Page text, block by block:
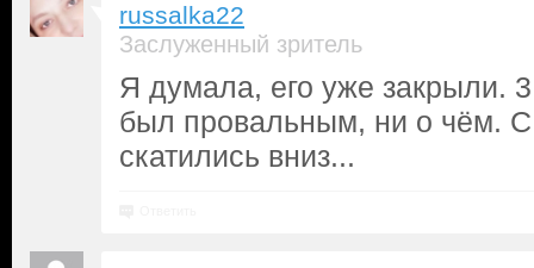
russalka22
Заслуженный зритель
Я думала, его уже закрыли. 3
был провальным, ни о чём. С
скатились вниз...